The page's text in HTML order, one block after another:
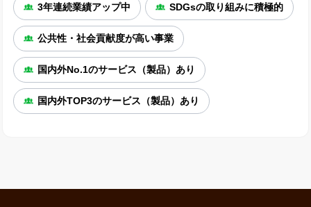
3年連続業績アップ中 SDGsの取り組みに積極的
公共性・社会貢献度が高い事業
国内外No.1のサービス（製品）あり
国内外TOP3のサービス（製品）あり